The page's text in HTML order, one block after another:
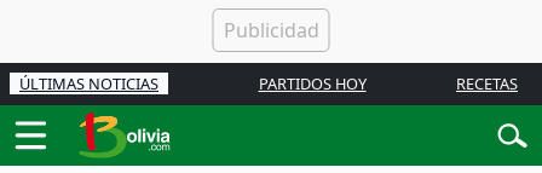
ÚLTIMAS NOTICIAS PARTIDOS HOY RECETAS